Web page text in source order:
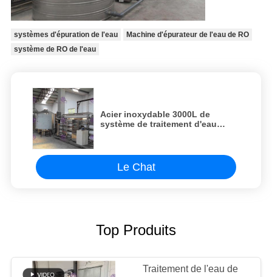
systèmes d'épuration de l'eau
Machine d'épurateur de l'eau de RO
système de RO de l'eau
Acier inoxydable 3000L de
système de traitement d'eau
Le Chat
Top Produits
Traitement de l'eau de